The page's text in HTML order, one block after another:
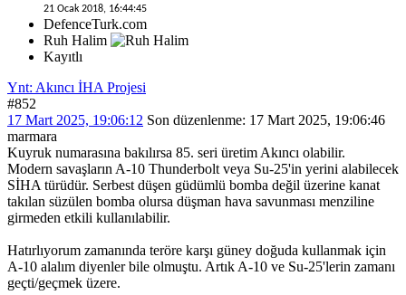
21 Ocak 2018, 16:44:45
DefenceTurk.com
Ruh Halim
Kayıtlı
Ynt: Akıncı İHA Projesi
#852
17 Mart 2025, 19:06:12 Son düzenlenme: 17 Mart 2025, 19:06:46
marmara
Kuyruk numarasına bakılırsa 85. seri üretim Akıncı olabilir.
Modern savaşların A-10 Thunderbolt veya Su-25'in yerini alabilecek
SİHA türüdür. Serbest düşen güdümlü bomba değil üzerine kanat
takılan süzülen bomba olursa düşman hava savunması menziline
girmeden etkili kullanılabilir.
Hatırlıyorum zamanında teröre karşı güney doğuda kullanmak için
A-10 alalım diyenler bile olmuştu. Artık A-10 ve Su-25'lerin zamanı
geçti/geçmek üzere.